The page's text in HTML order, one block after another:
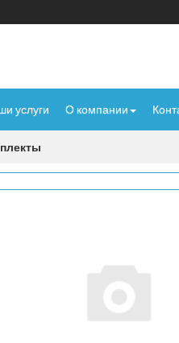
услуги О компании